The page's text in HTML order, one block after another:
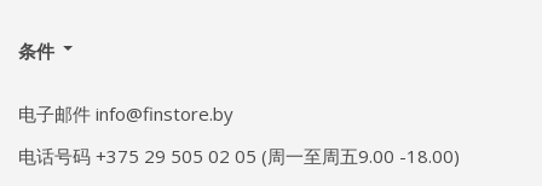
条件
电子邮件 info@finstore.by
电话号码 +375 29 505 02 05 (周一至周五9.00 -18.00)